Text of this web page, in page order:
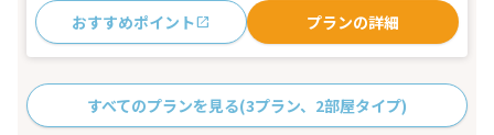
おすすめポイント プランの詳細
すべてのプランを見る(3プラン、2部屋タイプ)